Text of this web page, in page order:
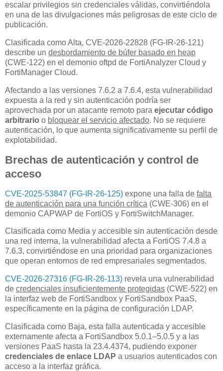
escalar privilegios sin credenciales válidas, convirtiéndola
en una de las divulgaciones más peligrosas de este ciclo de
publicación.
Clasificada como Alta, CVE-2026-22828 (FG-IR-26-121)
describe un desbordamiento de búfer basado en heap
(CWE-122) en el demonio oftpd de FortiAnalyzer Cloud y
FortiManager Cloud.
Afectando a las versiones 7.6.2 a 7.6.4, esta vulnerabilidad
expuesta a la red y sin autenticación podría ser
aprovechada por un atacante remoto para ejecutar código
arbitrario o bloquear el servicio afectado. No se requiere
autenticación, lo que aumenta significativamente su perfil de
explotabilidad.
Brechas de autenticación y control de
acceso
CVE-2025-53847 (FG-IR-26-125) expone una falla de falta
de autenticación para una función crítica (CWE-306) en el
demonio CAPWAP de FortiOS y FortiSwitchManager.
Clasificada como Media y accesible sin autenticación desde
una red interna, la vulnerabilidad afecta a FortiOS 7.4.8 a
7.6.3, convirtiéndose en una prioridad para organizaciones
que operan entornos de red empresariales segmentados.
CVE-2026-27316 (FG-IR-26-113) revela una vulnerabilidad
de credenciales insuficientemente protegidas (CWE-522) en
la interfaz web de FortiSandbox y FortiSandbox PaaS,
específicamente en la página de configuración LDAP.
Clasificada como Baja, esta falla autenticada y accesible
externamente afecta a FortiSandbox 5.0.1–5.0.5 y a las
versiones PaaS hasta la 23.4.4374, pudiendo exponer
credenciales de enlace LDAP a usuarios autenticados con
acceso a la interfaz gráfica.